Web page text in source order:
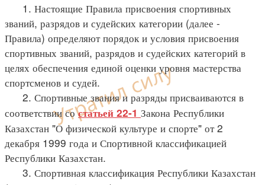
1. Настоящие Правила присвоения спортивных
званий, разрядов и судейских категории (далее -
Правила) определяют порядок и условия присвоения
спортивных званий, разрядов и судейских категорий в
целях обеспечения единой оценки уровня мастерства
спортсменов и судей.
2. Спортивные звания и разряды присваиваются в
соответствии состатьей 22-1 Закона Республики
Казахстан "О физической культуре и спорте" от 2
декабря 1999 года и Спортивной классификацией
Республики Казахстан.
3. Спортивная классификация Республики Казахстан